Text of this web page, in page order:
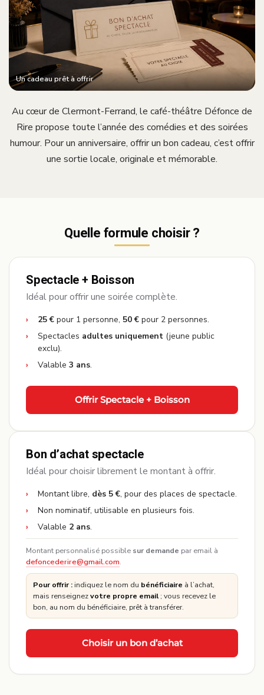
Un cadeau prêt à offrir
Au cœur de Clermont-Ferrand, le café-théâtre Défonce de
Rire propose toute l’année des comédies et des soirées
humour. Pour un anniversaire, offrir un bon cadeau, c’est offrir
une sortie locale, originale et mémorable.
Quelle formule choisir ?
Spectacle + Boisson
Idéal pour offrir une soirée complète.
25 € pour 1 personne, 50 € pour 2 personnes.
Spectacles adultes uniquement (jeune public
exclu).
Valable 3 ans.
Offrir Spectacle + Boisson
Bon d’achat spectacle
Idéal pour choisir librement le montant à offrir.
Montant libre, dès 5 €, pour des places de spectacle.
Non nominatif, utilisable en plusieurs fois.
Valable 2 ans.
Montant personnalisé possible sur demande par email à
defoncederire@gmail.com.
Pour offrir :indiquez le nom du bénéficiaire à l’achat,
mais renseignezvotre propre email ; vous recevez le
bon, au nom du bénéficiaire, prêt à transférer.
Choisir un bon d’achat